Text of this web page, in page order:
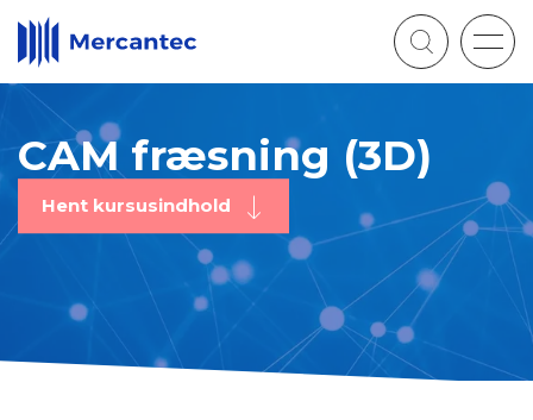
CAM fræsning (3D)
Hent kursusindhold